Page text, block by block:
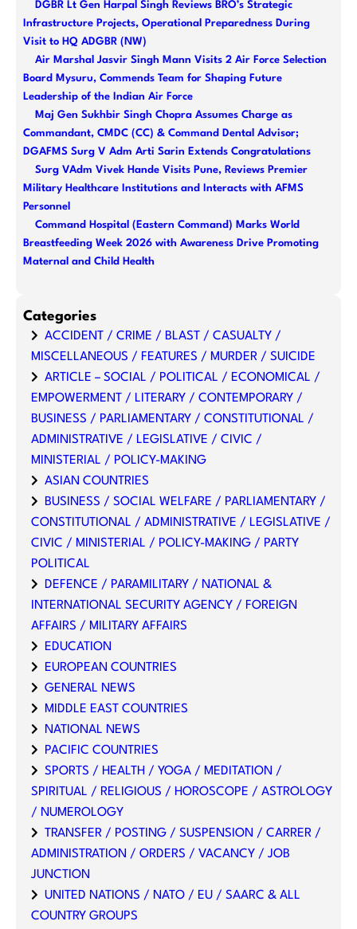
DGBR Lt Gen Harpal Singh Reviews BRO’s Strategic
Infrastructure Projects, Operational Preparedness During
Visit to HQ ADGBR (NW)
Air Marshal Jasvir Singh Mann Visits 2 Air Force Selection
Board Mysuru, Commends Team for Shaping Future
Leadership of the Indian Air Force
Maj Gen Sukhbir Singh Chopra Assumes Charge as
Commandant, CMDC (CC) & Command Dental Advisor;
DGAFMS Surg V Adm Arti Sarin Extends Congratulations
Surg VAdm Vivek Hande Visits Pune, Reviews Premier
Military Healthcare Institutions and Interacts with AFMS
Personnel
Command Hospital (Eastern Command) Marks World
Breastfeeding Week 2026 with Awareness Drive Promoting
Maternal and Child Health
Categories
ACCIDENT / CRIME / BLAST / CASUALTY /
MISCELLANEOUS / FEATURES / MURDER / SUICIDE
ARTICLE – SOCIAL / POLITICAL / ECONOMICAL /
EMPOWERMENT / LITERARY / CONTEMPORARY /
BUSINESS / PARLIAMENTARY / CONSTITUTIONAL /
ADMINISTRATIVE / LEGISLATIVE / CIVIC /
MINISTERIAL / POLICY-MAKING
ASIAN COUNTRIES
BUSINESS / SOCIAL WELFARE / PARLIAMENTARY /
CONSTITUTIONAL / ADMINISTRATIVE / LEGISLATIVE /
CIVIC / MINISTERIAL / POLICY-MAKING / PARTY
POLITICAL
DEFENCE / PARAMILITARY / NATIONAL &
INTERNATIONAL SECURITY AGENCY / FOREIGN
AFFAIRS / MILITARY AFFAIRS
EDUCATION
EUROPEAN COUNTRIES
GENERAL NEWS
MIDDLE EAST COUNTRIES
NATIONAL NEWS
PACIFIC COUNTRIES
SPORTS / HEALTH / YOGA / MEDITATION /
SPIRITUAL / RELIGIOUS / HOROSCOPE / ASTROLOGY
/ NUMEROLOGY
TRANSFER / POSTING / SUSPENSION / CARRER /
ADMINISTRATION / ORDERS / VACANCY / JOB
JUNCTION
UNITED NATIONS / NATO / EU / SAARC & ALL
COUNTRY GROUPS